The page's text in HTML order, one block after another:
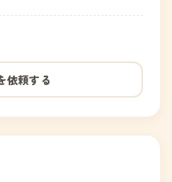
依頼する